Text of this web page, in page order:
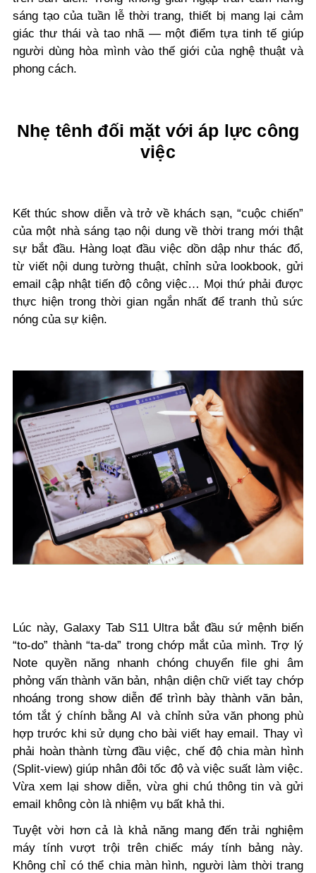
sáng tạo của tuần lễ thời trang, thiết bị mang lại cảm
giác thư thái và tao nhã — một điểm tựa tinh tế giúp
người dùng hòa mình vào thế giới của nghệ thuật và
phong cách.
Nhẹ tênh đối mặt với áp lực công
việc
Kết thúc show diễn và trở về khách sạn, “cuộc chiến”
của một nhà sáng tạo nội dung về thời trang mới thật
sự bắt đầu. Hàng loạt đầu việc dồn dập như thác đổ,
từ viết nội dung tường thuật, chỉnh sửa lookbook, gửi
email cập nhật tiến độ công việc… Mọi thứ phải được
thực hiện trong thời gian ngắn nhất để tranh thủ sức
nóng của sự kiện.
Lúc này, Galaxy Tab S11 Ultra bắt đầu sứ mệnh biến
“to-do” thành “ta-da” trong chớp mắt của mình. Trợ lý
Note quyền năng nhanh chóng chuyển file ghi âm
phỏng vấn thành văn bản, nhận diện chữ viết tay chớp
nhoáng trong show diễn để trình bày thành văn bản,
tóm tắt ý chính bằng AI và chỉnh sửa văn phong phù
hợp trước khi sử dụng cho bài viết hay email. Thay vì
phải hoàn thành từng đầu việc, chế độ chia màn hình
(Split-view) giúp nhân đôi tốc độ và việc suất làm việc.
Vừa xem lại show diễn, vừa ghi chú thông tin và gửi
email không còn là nhiệm vụ bất khả thi.
Tuyệt vời hơn cả là khả năng mang đến trải nghiệm
máy tính vượt trội trên chiếc máy tính bảng này.
Không chỉ có thể chia màn hình, người làm thời trang